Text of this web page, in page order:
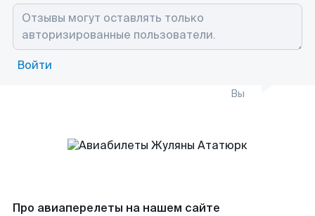
Войти
Вы
Про авиаперелеты на нашем сайте